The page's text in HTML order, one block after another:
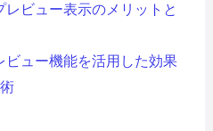
ビュー表示のメリットと
ュー機能を活用した効果